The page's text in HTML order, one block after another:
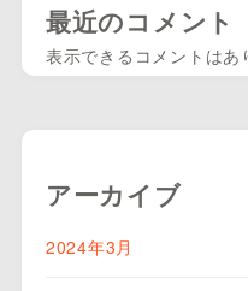
最近のコメント
表示できるコメントはあ
アーカイブ
2024年3月